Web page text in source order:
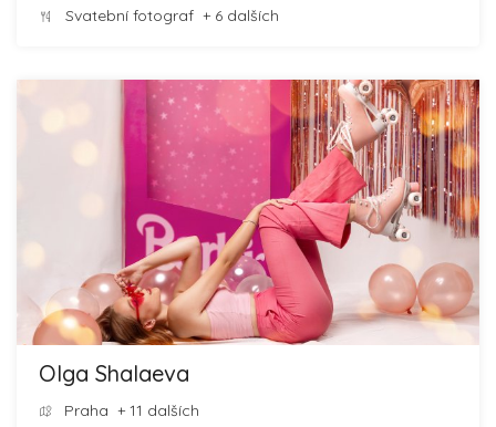
Svatební fotograf + 6 dalších
Olga Shalaeva
Praha + 11 dalších